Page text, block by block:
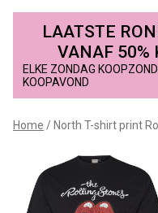
North
T-
shirt
print
Rolling
Stones
LAATSTE
VANAF 50%
ELKE ZONDAG
KOOPAVOND
Home North T-shirt print